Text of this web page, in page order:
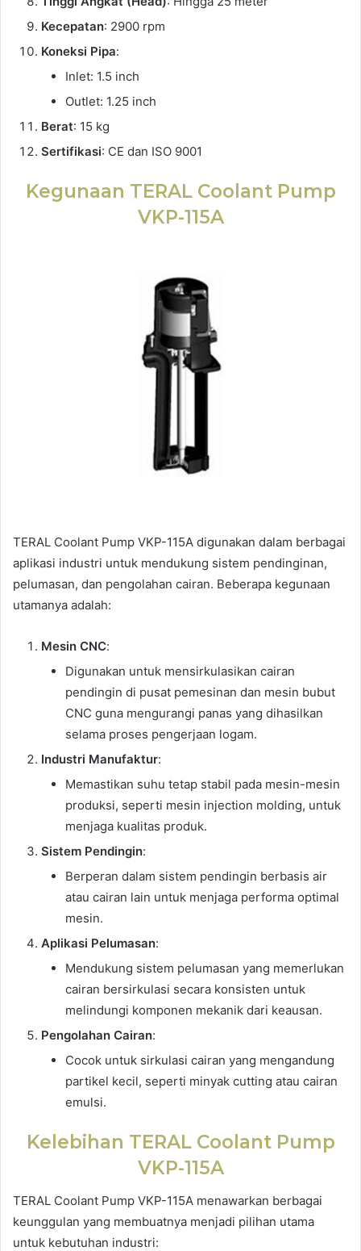
Kecepatan: 2900 rpm
Koneksi Pipa:
Inlet: 1.5 inch
Outlet: 1.25 inch
Berat: 15 kg
Sertifikasi: CE dan ISO 9001
Kegunaan TERAL Coolant Pump
VKP-115A
TERAL Coolant Pump VKP-115A digunakan dalam berbagai
aplikasi industri untuk mendukung sistem pendinginan,
pelumasan, dan pengolahan cairan. Beberapa kegunaan
utamanya adalah:
Mesin CNC:
Digunakan untuk mensirkulasikan cairan
pendingin di pusat pemesinan dan mesin bubut
CNC guna mengurangi panas yang dihasilkan
selama proses pengerjaan logam.
Industri Manufaktur:
Memastikan suhu tetap stabil pada mesin-mesin
produksi, seperti mesin injection molding, untuk
menjaga kualitas produk.
Sistem Pendingin:
Berperan dalam sistem pendingin berbasis air
atau cairan lain untuk menjaga performa optimal
mesin.
Aplikasi Pelumasan:
Mendukung sistem pelumasan yang memerlukan
cairan bersirkulasi secara konsisten untuk
melindungi komponen mekanik dari keausan.
Pengolahan Cairan:
Cocok untuk sirkulasi cairan yang mengandung
partikel kecil, seperti minyak cutting atau cairan
emulsi.
Kelebihan TERAL Coolant Pump
VKP-115A
TERAL Coolant Pump VKP-115A menawarkan berbagai
keunggulan yang membuatnya menjadi pilihan utama
untuk kebutuhan industri: